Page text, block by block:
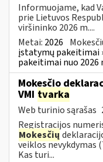
Informuojame, kad
prie Lietuvos
viršininko 2026 m....
Metai: 2026
įstatymų pakeitimai
pakeitimai nuo 2026
Mokesčio
VMI tvarka
Web turinio sąrašas
Registracijos
Mokesčių
veiklos nevykdymas
Kas turi...